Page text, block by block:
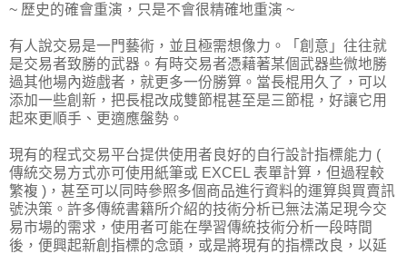
~ 歷史的確會重演，只是不會很精確地重演 ~
有人說交易是一門藝術，並且極需想像力。「創意」往往就
是交易者致勝的武器。有時交易者憑藉著某個武器些微地勝
過其他場內遊戲者，就更多一份勝算。當長棍用久了，可以
添加一些創新，把長棍改成雙節棍甚至是三節棍，好讓它用
起來更順手、更適應盤勢。
現有的程式交易平台提供使用者良好的自行設計指標能力 (
傳統交易方式亦可使用紙筆或 EXCEL 表單計算，但過程較
繁複 )，甚至可以同時參照多個商品進行資料的運算與買賣訊
號決策。許多傳統書籍所介紹的技術分析已無法滿足現今交
易市場的需求，使用者可能在學習傳統技術分析一段時間
後，便興起新創指標的念頭，或是將現有的指標改良，以延